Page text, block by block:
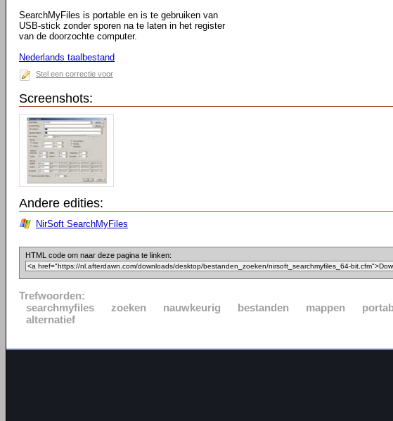
SearchMyFiles is portable en is te gebruiken van
USB-stick zonder sporen na te laten in het register
van de doorzochte computer.
Nederlands taalbestand
Stel een correctie voor
Screenshots:
Andere edities:
NirSoft SearchMyFiles
HTML code om naar deze pagina te linken:
Trefwoorden:
searchmyfiles
zoeken nauwkeurig bestanden mappen
alternatief